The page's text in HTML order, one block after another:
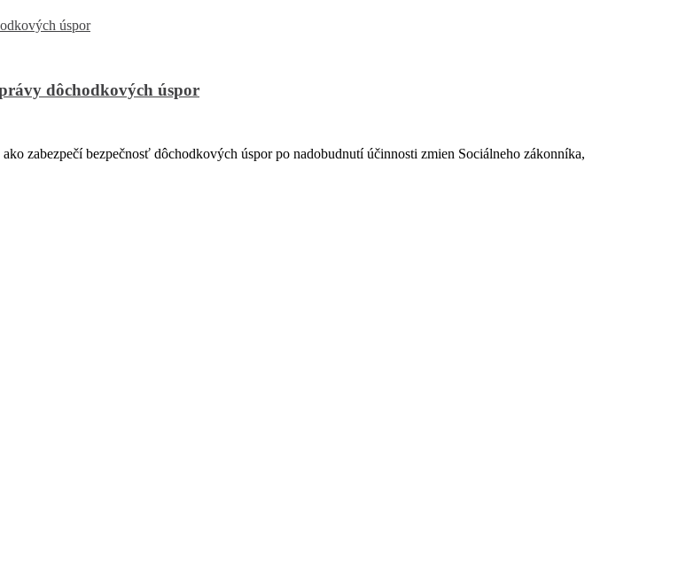
dôchodkových úspor
zabezpečí bezpečnosť dôchodkových úspor po nadobudnutí účinnosti zmien Sociálneho zákonníka,